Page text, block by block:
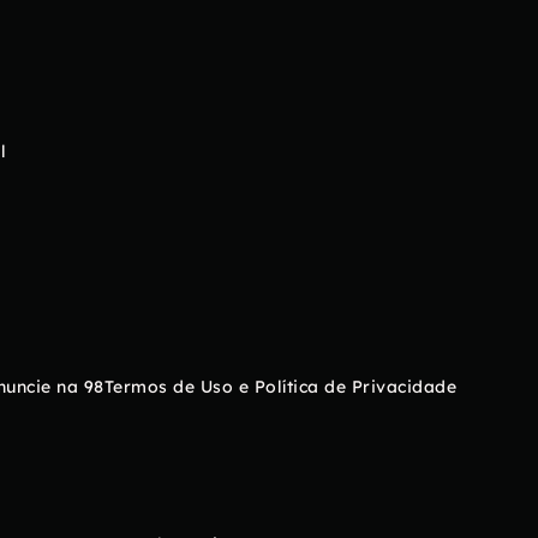
na 98Termos de Uso e Política de Privacidade